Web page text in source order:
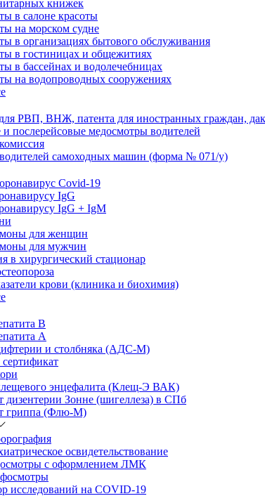
книжек
в салоне красоты
на морском судне
в организациях бытового обслуживания
в гостиницах и общежитиях
в бассейнах и водолечебницах
на водопроводных сооружениях
РВП, ВНЖ, патента для иностранных граждан,
послерейсовые медосмотры водителей
самоходных машин (форма № 071/у)
Covid-19
IgG
IgG + IgM
для женщин
для мужчин
в хирургический стационар
крови (клиника и биохимия)
В
А
и столбняка (АДС-М)
энцефалита (Клещ-Э ВАК)
дизентерии Зонне (шигеллеза) в СПб
гриппа (Флю-М)
освидетельствование
с оформлением ЛМК
исследований на COVID-19